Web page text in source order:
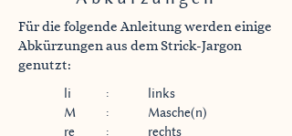
Für die folgende Anleitung werden einige
Abkürzungen aus dem Strick-Jargon
genutzt:
li
M
re
:
:
:
links
Masche(n)
rechts